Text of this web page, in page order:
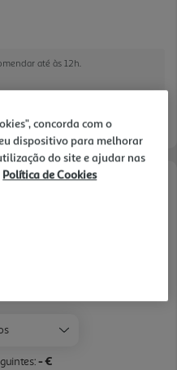
até às 12h.
com o seu
>
- €
concorda com o
dispositivo para melhorar
do site e ajudar nas
Política de Cookies